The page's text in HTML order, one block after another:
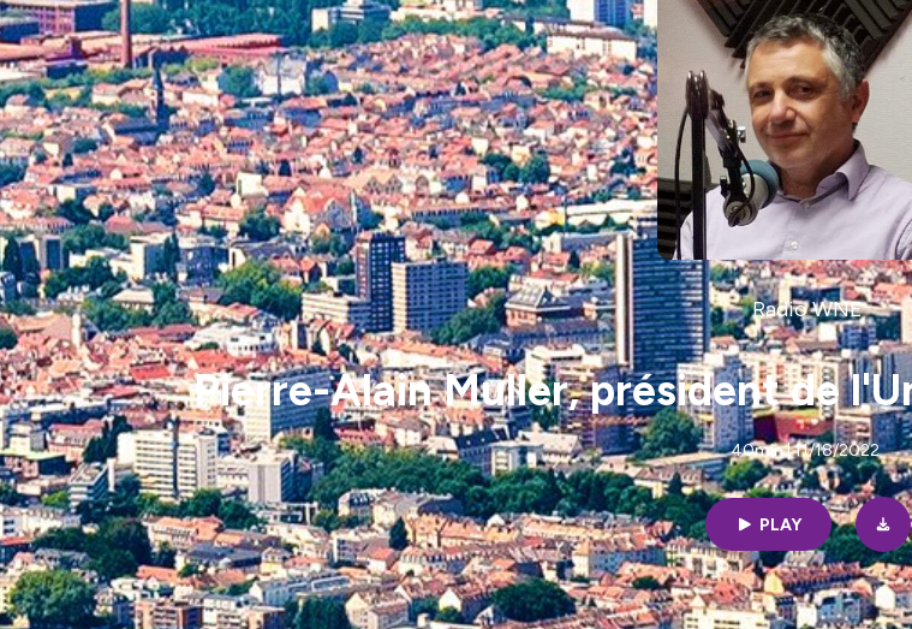
Radio WNE
Pierre-Alain Muller, président de
40min | 11/18/2022
PLAY